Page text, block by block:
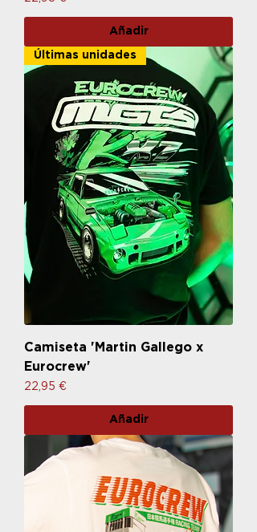
Añadir
Últimas unidades
Camiseta 'Martin Gallego x
Eurocrew'
Precio
22,95 €
Añadir